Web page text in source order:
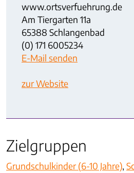
www.ortsverfuehrung.de
Am Tiergarten 11a
65388 Schlangenbad
(0) 171 6005234
E-Mail senden
zur Website
Zielgruppen
Grundschulkinder (6-10 Jahre),